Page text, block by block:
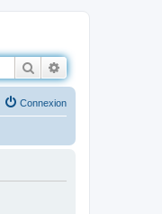
Rechercher
Connexion